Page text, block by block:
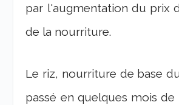
par l'augmentation du prix
de la nourriture.
Le riz, nourriture de base
passé en quelques mois de